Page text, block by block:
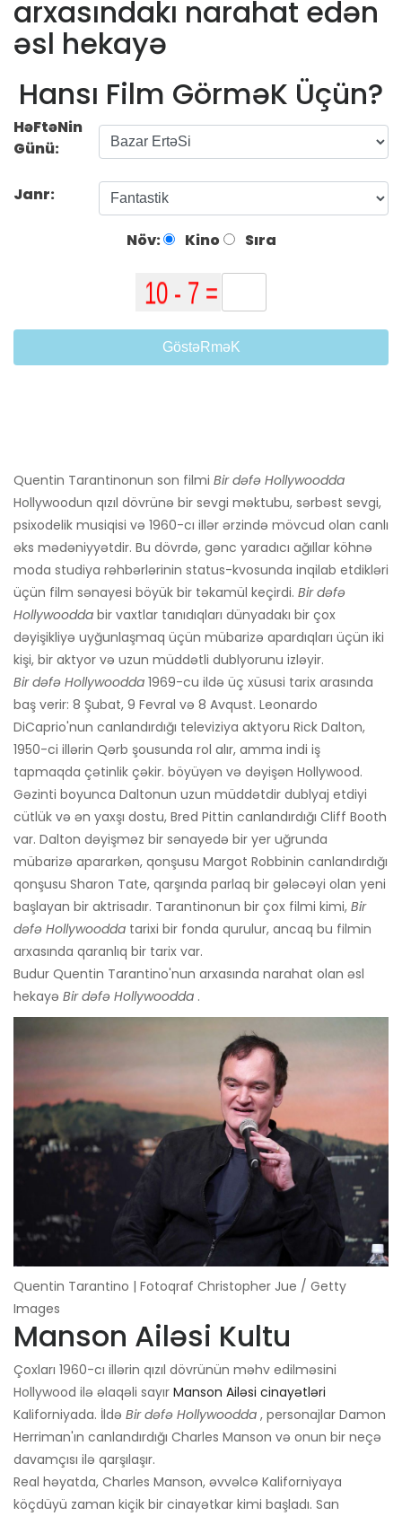
arxasındakı narahat edən
əsl hekayə
Hansı Film GörməK Üçün?
HəFtəNin
Günü:
Janr:
Növ: Kino Sıra
GöstəRməK
Quentin Tarantinonun son filmi Bir dəfə Hollywoodda
Hollywoodun qızıl dövrünə bir sevgi məktubu, sərbəst sevgi,
psixodelik musiqisi və 1960-cı illər ərzində mövcud olan canlı
əks mədəniyyətdir. Bu dövrdə, gənc yaradıcı ağıllar köhnə
moda studiya rəhbərlərinin status-kvosunda inqilab etdikləri
üçün film sənayesi böyük bir təkamül keçirdi. Bir dəfə
Hollywoodda bir vaxtlar tanıdıqları dünyadakı bir çox
dəyişikliyə uyğunlaşmaq üçün mübarizə apardıqları üçün iki
kişi, bir aktyor və uzun müddətli dublyorunu izləyir.
Bir dəfə Hollywoodda 1969-cu ildə üç xüsusi tarix arasında
baş verir: 8 Şubat, 9 Fevral və 8 Avqust. Leonardo
DiCaprio'nun canlandırdığı televiziya aktyoru Rick Dalton,
1950-ci illərin Qərb şousunda rol alır, amma indi iş
tapmaqda çətinlik çəkir. böyüyən və dəyişən Hollywood.
Gəzinti boyunca Daltonun uzun müddətdir dublyaj etdiyi
cütlük və ən yaxşı dostu, Bred Pittin canlandırdığı Cliff Booth
var. Dalton dəyişməz bir sənayedə bir yer uğrunda
mübarizə apararkən, qonşusu Margot Robbinin canlandırdığı
qonşusu Sharon Tate, qarşında parlaq bir gələcəyi olan yeni
başlayan bir aktrisadır. Tarantinonun bir çox filmi kimi, Bir
dəfə Hollywoodda tarixi bir fonda qurulur, ancaq bu filmin
arxasında qaranlıq bir tarix var.
Budur Quentin Tarantino'nun arxasında narahat olan əsl
hekayə Bir dəfə Hollywoodda .
Quentin Tarantino | Fotoqraf Christopher Jue / Getty
Images
Manson Ailəsi Kultu
Çoxları 1960-cı illərin qızıl dövrünün məhv edilməsini
Hollywood ilə əlaqəli sayır Manson Ailəsi cinayətləri
Kaliforniyada. İldə Bir dəfə Hollywoodda , personajlar Damon
Herriman'ın canlandırdığı Charles Manson və onun bir neçə
davamçısı ilə qarşılaşır.
Real həyatda, Charles Manson, əvvəlcə Kaliforniyaya
köçdüyü zaman kiçik bir cinayətkar kimi başladı. San